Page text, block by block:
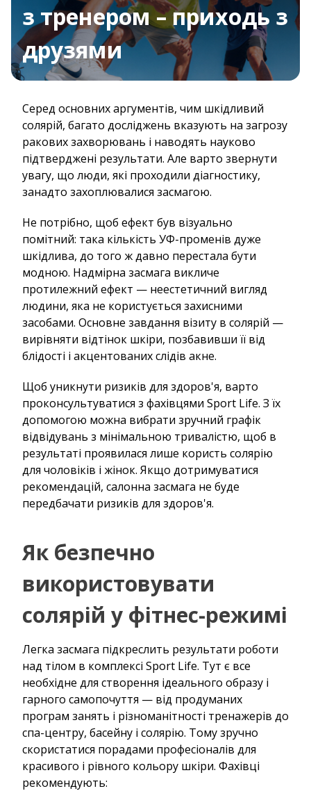
з тренером – приходь з
друзями
Серед основних аргументів, чим шкідливий
солярій, багато досліджень вказують на загрозу
ракових захворювань і наводять науково
підтверджені результати. Але варто звернути
увагу, що люди, які проходили діагностику,
занадто захоплювалися засмагою.
Не потрібно, щоб ефект був візуально
помітний: така кількість УФ-променів дуже
шкідлива, до того ж давно перестала бути
модною. Надмірна засмага викличе
протилежний ефект — неестетичний вигляд
людини, яка не користується захисними
засобами. Основне завдання візиту в солярій —
вирівняти відтінок шкіри, позбавивши її від
блідості і акцентованих слідів акне.
Щоб уникнути ризиків для здоров'я, варто
проконсультуватися з фахівцями Sport Life. З їх
допомогою можна вибрати зручний графік
відвідувань з мінімальною тривалістю, щоб в
результаті проявилася лише користь солярію
для чоловіків і жінок. Якщо дотримуватися
рекомендацій, салонна засмага не буде
передбачати ризиків для здоров'я.
Як безпечно
використовувати
солярій у фітнес-режимі
Легка засмага підкреслить результати роботи
над тілом в комплексі Sport Life. Тут є все
необхідне для створення ідеального образу і
гарного самопочуття — від продуманих
програм занять і різноманітності тренажерів до
спа-центру, басейну і солярію. Тому зручно
скористатися порадами професіоналів для
красивого і рівного кольору шкіри. Фахівці
рекомендують: